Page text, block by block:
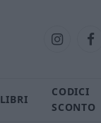
Instagram
LIBRI
CODICI
SCONTO